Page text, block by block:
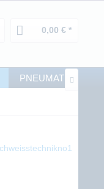
0,00 € *
PNEUMATIK